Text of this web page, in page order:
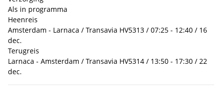
Als in programma
Heenreis
Amsterdam - Larnaca / Transavia HV5313 / 07:25 - 12:40 / 16
dec.
Terugreis
Larnaca - Amsterdam / Transavia HV5314 / 13:50 - 17:30 / 22
dec.